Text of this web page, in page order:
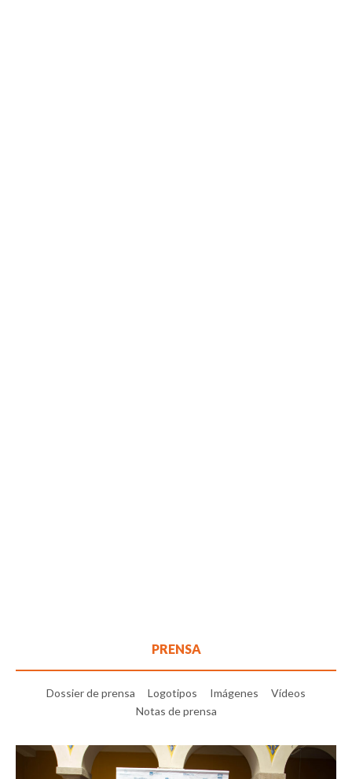
PRENSA
Dossier de prensa Logotipos Imágenes
Vídeos
Notas de prensa